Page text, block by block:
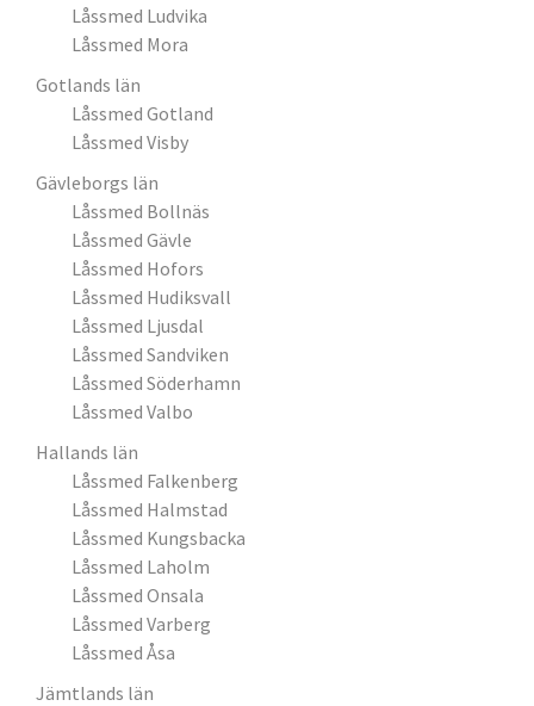
Låssmed Ludvika
Låssmed Mora
Gotlands län
Låssmed Gotland
Låssmed Visby
Gävleborgs län
Låssmed Bollnäs
Låssmed Gävle
Låssmed Hofors
Låssmed Hudiksvall
Låssmed Ljusdal
Låssmed Sandviken
Låssmed Söderhamn
Låssmed Valbo
Hallands län
Låssmed Falkenberg
Låssmed Halmstad
Låssmed Kungsbacka
Låssmed Laholm
Låssmed Onsala
Låssmed Varberg
Låssmed Åsa
Jämtlands län